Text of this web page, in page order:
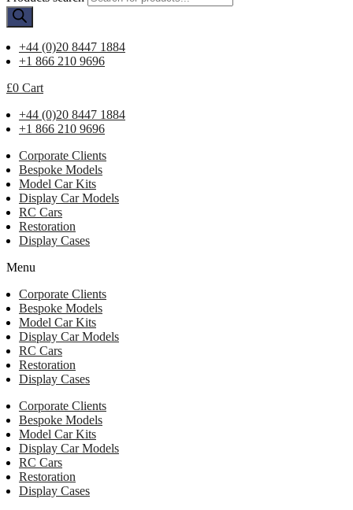
+44 (0)20 8447 1884
+1 866 210 9696
£0 Cart
+44 (0)20 8447 1884
+1 866 210 9696
Corporate Clients
Bespoke Models
Model Car Kits
Display Car Models
RC Cars
Restoration
Display Cases
Menu
Corporate Clients
Bespoke Models
Model Car Kits
Display Car Models
RC Cars
Restoration
Display Cases
Corporate Clients
Bespoke Models
Model Car Kits
Display Car Models
RC Cars
Restoration
Display Cases